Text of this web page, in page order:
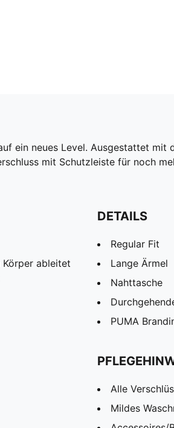
ein neues Level. Ausgestattet mit
mit Schutzleiste für noch
ableitet
DETAILS
Regular Fit
Lange Ärmel
Nahttasche
PUMA
Alle
Mildes